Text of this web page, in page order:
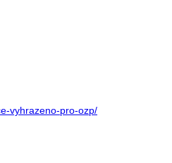
vyhrazeno-pro-ozp/